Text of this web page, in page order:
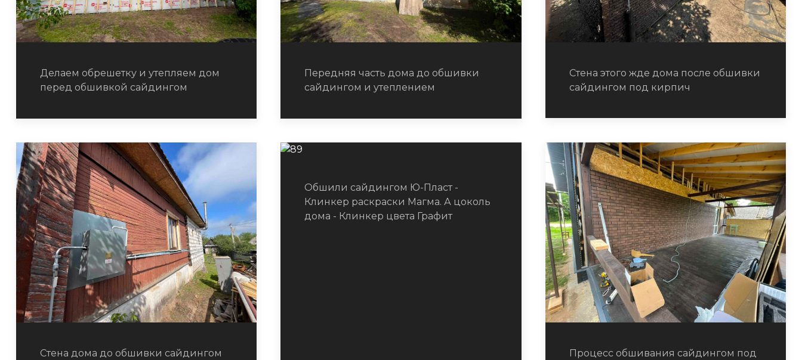
Делаем обрешетку и утепляем дом
перед обшивкой сайдингом
Передняя часть дома до обшивки
сайдингом и утеплением
Стена этого жде дома после обшивки
сайдингом под кирпич
Стена дома до обшивки сайдингом
Обшили сайдингом Ю-Пласт -
Клинкер раскраски Магма. А цоколь
дома - Клинкер цвета Графит
Процесс обшивания сайдингом под